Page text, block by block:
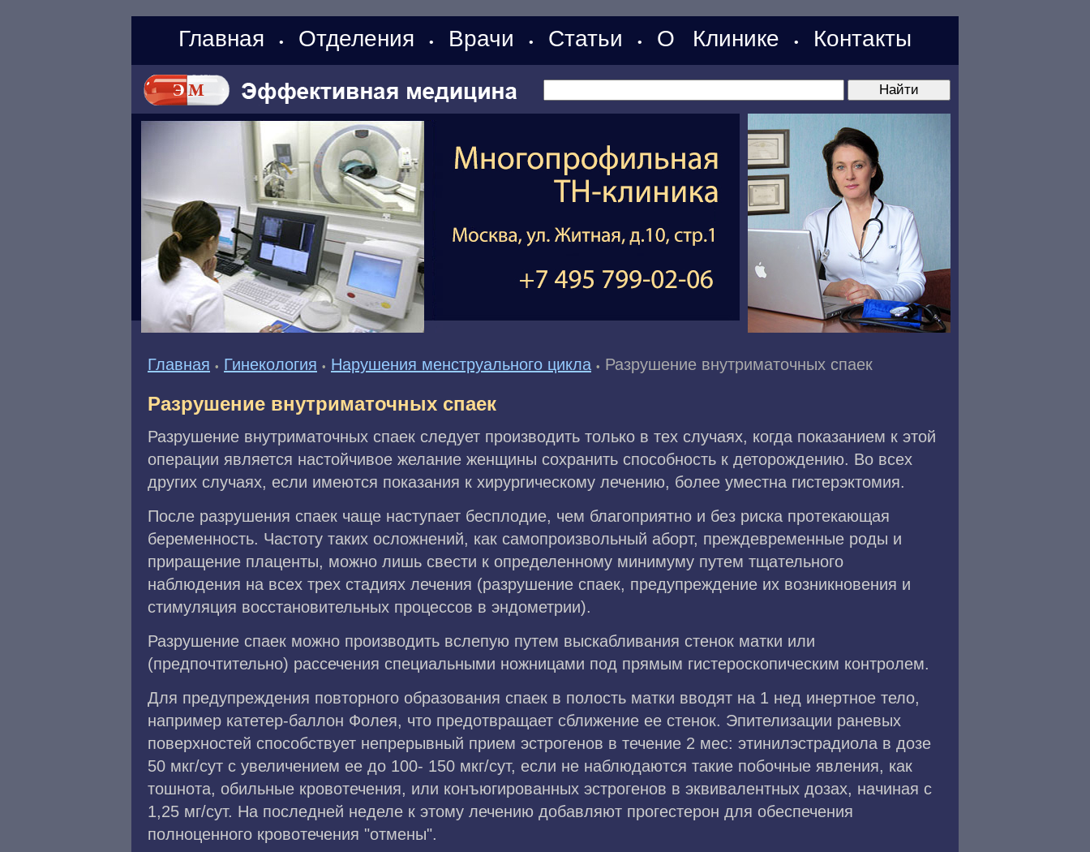
Главная • Отделения • Врачи • Статьи • О Клинике • Контакты
Главная • Гинекология • Нарушения менструального цикла • Разрушение внутриматочных спаек
Разрушение внутриматочных спаек
Разрушение внутриматочных спаек следует производить только в тех случаях, когда показанием к этой
операции является настойчивое желание женщины сохранить способность к деторождению. Во всех
других случаях, если имеются показания к хирургическому лечению, более уместна гистерэктомия.
После разрушения спаек чаще наступает бесплодие, чем благоприятно и без риска протекающая
беременность. Частоту таких осложнений, как самопроизвольный аборт, преждевременные роды и
приращение плаценты, можно лишь свести к определенному минимуму путем тщательного
наблюдения на всех трех стадиях лечения (разрушение спаек, предупреждение их возникновения и
стимуляция восстановительных процессов в эндометрии).
Разрушение спаек можно производить вслепую путем выскабливания стенок матки или
(предпочтительно) рассечения специальными ножницами под прямым гистероскопическим контролем.
Для предупреждения повторного образования спаек в полость матки вводят на 1 нед инертное тело,
например катетер-баллон Фолея, что предотвращает сближение ее стенок. Эпителизации раневых
поверхностей способствует непрерывный прием эстрогенов в течение 2 мес: этинилэстрадиола в дозе
50 мкг/сут с увеличением ее до 100- 150 мкг/сут, если не наблюдаются такие побочные явления, как
тошнота, обильные кровотечения, или конъюгированных эстрогенов в эквивалентных дозах, начиная с
1,25 мг/сут. На последней неделе к этому лечению добавляют прогестерон для обеспечения
полноценного кровотечения "отмены".